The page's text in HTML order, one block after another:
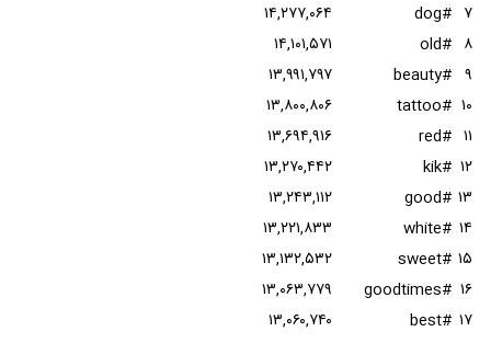
۷ #dog
۱۴,۲۷۷,۰۶۴
۸ #old
۱۴,۱۰۱,۵۷۱
۹ #beauty
۱۳,۹۹۱,۷۹۷
۱۰ #tattoo
۱۳,۸۰۰,۸۰۶
۱۱ #red
۱۳,۶۹۴,۹۱۶
۱۲ #kik
۱۳,۲۷۰,۴۴۲
۱۳ #good
۱۳,۲۴۳,۱۱۲
۱۴ #white
۱۳,۲۲۱,۸۳۳
۱۵ #sweet
۱۳,۱۳۲,۵۳۲
۱۶ #goodtimes
۱۳,۰۶۳,۷۷۹
۱۷ #best
۱۳,۰۶۰,۷۴۰